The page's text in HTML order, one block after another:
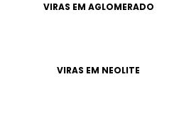
VIRAS EM AGLOMERADO
VIRAS EM NEOLITE